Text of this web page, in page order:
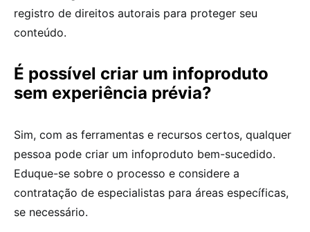
registro de direitos autorais para proteger seu
conteúdo.
É possível criar um infoproduto
sem experiência prévia?
Sim, com as ferramentas e recursos certos, qualquer
pessoa pode criar um infoproduto bem-sucedido.
Eduque-se sobre o processo e considere a
contratação de especialistas para áreas específicas,
se necessário.